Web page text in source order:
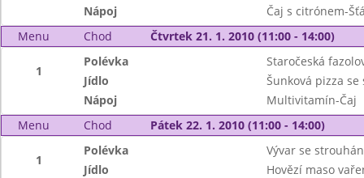
Nápoj
Čaj s citrónem-
Menu
Chod Čtvrtek 21. 1. 2010 (11:00 - 14:00)
1
Polévka
Staročeská
Jídlo
Šunková pizza se
Nápoj
Multivitamín-Čaj
Menu
Chod Pátek 22. 1. 2010 (11:00 - 14:00)
1
Polévka
Vývar se
Jídlo
Hovězí maso